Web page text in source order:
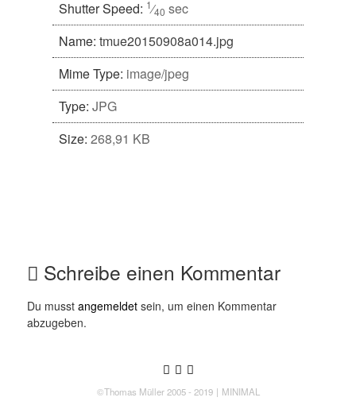
Shutter Speed: 1⁄40 sec
Name: tmue20150908a014.jpg
Mime Type: image/jpeg
Type: JPG
Size: 268,91 KB
Schreibe einen Kommentar
Du musst angemeldetsein, um einen Kommentar
abzugeben.
©Thomas Müller 2005 - 2019 MINIMAL
Follow us on Twitter
Like us on Facebook
Follow us on Instagram